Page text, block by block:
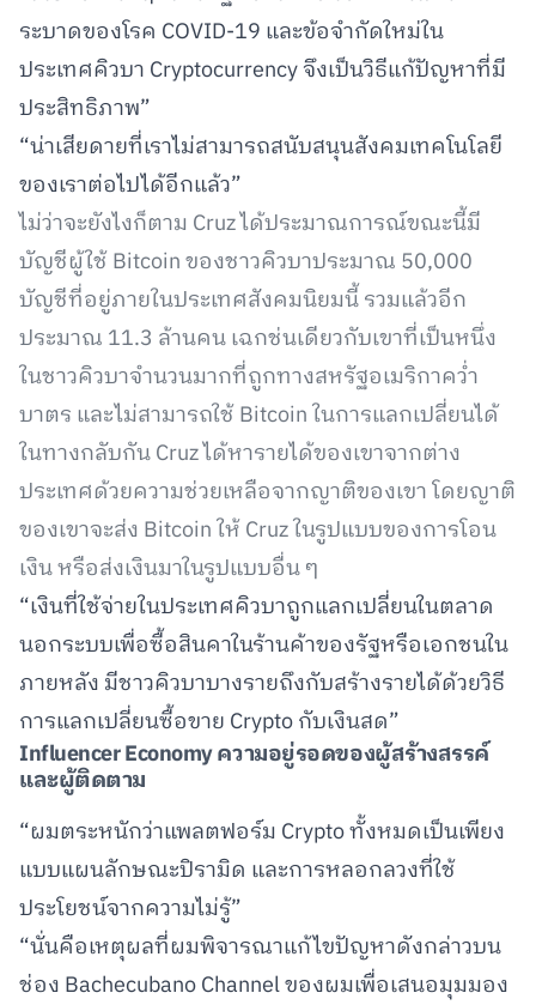
ระบาดของโรค COVID-19 และข้อจำกัดใหม่ใน
ประเทศคิวบา Cryptocurrency จึงเป็นวิธีแก้ปัญหาที่มี
ประสิทธิภาพ”
“น่าเสียดายที่เราไม่สามารถสนับสนุนสังคมเทคโนโลยี
ของเราต่อไปได้อีกแล้ว”
ไม่ว่าจะยังไงก็ตาม Cruz ได้ประมาณการณ์ขณะนี้มี
บัญชีผู้ใช้ Bitcoin ของชาวคิวบาประมาณ 50,000
บัญชีที่อยู่ภายในประเทศสังคมนิยมนี้ รวมแล้วอีก
ประมาณ 11.3 ล้านคน เฉกช่นเดียวกับเขาที่เป็นหนึ่ง
ในชาวคิวบาจำนวนมากที่ถูกทางสหรัฐอเมริกาคว่ำ
บาตร และไม่สามารถใช้ Bitcoin ในการแลกเปลี่ยนได้
ในทางกลับกัน Cruz ได้หารายได้ของเขาจากต่าง
ประเทศด้วยความช่วยเหลือจากญาติของเขา โดยญาติ
ของเขาจะส่ง Bitcoin ให้ Cruz ในรูปแบบของการโอน
เงิน หรือส่งเงินมาในรูปแบบอื่น ๆ
“เงินที่ใช้จ่ายในประเทศคิวบาถูกแลกเปลี่ยนในตลาด
นอกระบบเพื่อซื้อสินคาในร้านค้าของรัฐหรือเอกชนใน
ภายหลัง มีชาวคิวบาบางรายถึงกับสร้างรายได้ด้วยวิธี
การแลกเปลี่ยนซื้อขาย Crypto กับเงินสด”
Influencer Economy ความอยู่รอดของผู้สร้างสรรค์
และผู้ติดตาม
“ผมตระหนักว่าแพลตฟอร์ม Crypto ทั้งหมดเป็นเพียง
แบบแผนลักษณะปิรามิด และการหลอกลวงที่ใช้
ประโยชน์จากความไม่รู้”
“นั่นคือเหตุผลที่ผมพิจารณาแก้ไขปัญหาดังกล่าวบน
ช่อง Bachecubano Channel ของผมเพื่อเสนอมุมมอง